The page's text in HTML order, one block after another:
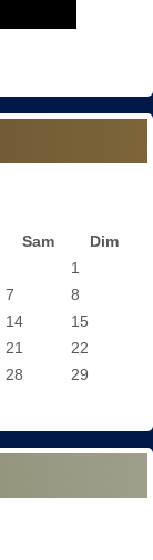
Sam
Dim
1
7
8
14
15
21
22
28
29